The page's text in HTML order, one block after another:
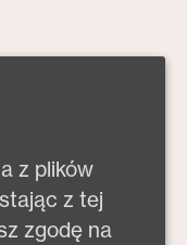
z plików
z tej
zgodę na